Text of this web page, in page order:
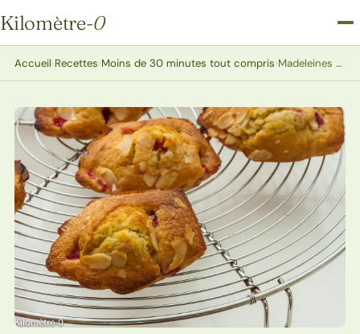
Kilomètre-0
Kilomètre-0
Accueil›Recettes›Moins de 30 minutes tout compris› Madeleines aux fraises et aux amandes